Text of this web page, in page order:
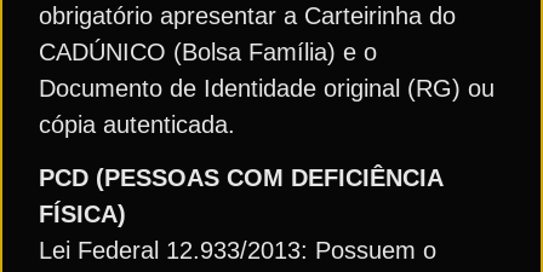
obrigatório apresentar a Carteirinha do
CADÚNICO (Bolsa Família) e o
Documento de Identidade original (RG) ou
cópia autenticada.
PCD (PESSOAS COM DEFICIÊNCIA
FÍSICA)
Lei Federal 12.933/2013: Possuem o